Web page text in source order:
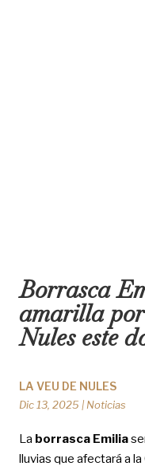
Borrasca
amarilla
Nules este
LA VEU DE NULES
Dic 13, 2025 | Noticias
La borrasca Emilia
lluvias que afectará a